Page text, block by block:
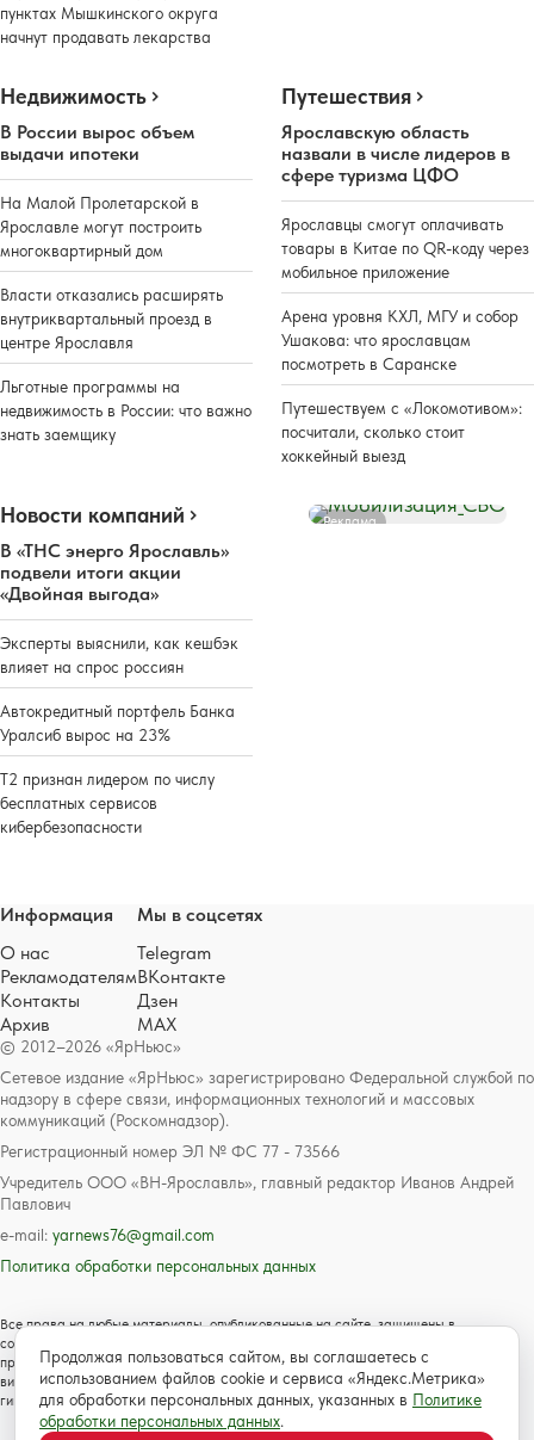
пунктах Мышкинского округа
начнут продавать лекарства
Недвижимость
В России вырос объем
выдачи ипотеки
На Малой Пролетарской в
Ярославле могут построить
многоквартирный дом
Власти отказались расширять
внутриквартальный проезд в
центре Ярославля
Льготные программы на
недвижимость в России: что важно
знать заемщику
Путешествия
Ярославскую область
назвали в числе лидеров в
сфере туризма ЦФО
Ярославцы смогут оплачивать
товары в Китае по QR-коду через
мобильное приложение
Арена уровня КХЛ, МГУ и собор
Ушакова: что ярославцам
посмотреть в Саранске
Путешествуем с «Локомотивом»:
посчитали, сколько стоит
хоккейный выезд
Новости компаний
В «ТНС энерго Ярославль»
подвели итоги акции
«Двойная выгода»
Эксперты выяснили, как кешбэк
влияет на спрос россиян
Автокредитный портфель Банка
Уралсиб вырос на 23%
Т2 признан лидером по числу
бесплатных сервисов
кибербезопасности
Реклама
© 2012–2026 «ЯрНьюс»
Сетевое издание «ЯрНьюс» зарегистрировано Федеральной службой по
надзору в сфере связи, информационных технологий и массовых
коммуникаций (Роскомнадзор).
Регистрационный номер ЭЛ № ФС 77 - 73566
Учредитель ООО «ВН-Ярославль», главный редактор Иванов Андрей
Павлович
e-mail: yarnews76@gmail.com
Политика обработки персональных данных
Все права на любые материалы, опубликованные на сайте, защищены в
соответствии с российским и международным законодательством об авторском
праве и смежных правах. Любое использование текстовых, фото, аудио и
видеоматериалов возможно только с согласия правообладателя с обязательной
гиперссылкой на сайт https://www.yarnews.net; Для детей старше 16 лет.
Информация
О нас
Рекламодателям
Контакты
Архив
Мы в соцсетях
Telegram
ВКонтакте
Дзен
MAX
Продолжая пользоваться сайтом, вы соглашаетесь с
использованием файлов cookie и сервиса «Яндекс.Метрика»
для обработки персональных данных, указанных в Политике
обработки персональных данных.